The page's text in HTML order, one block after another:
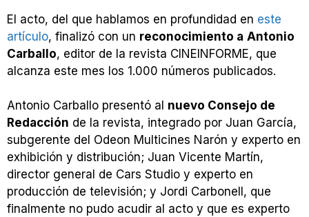
El acto, del que hablamos en profundidad en este
artículo, finalizó con un reconocimiento a Antonio
Carballo, editor de la revista CINEINFORME, que
alcanza este mes los 1.000 números publicados.
Antonio Carballo presentó al nuevo Consejo de
Redacción de la revista, integrado por Juan García,
subgerente del Odeon Multicines Narón y experto en
exhibición y distribución; Juan Vicente Martín,
director general de Cars Studio y experto en
producción de televisión; y Jordi Carbonell, que
finalmente no pudo acudir al acto y que es experto